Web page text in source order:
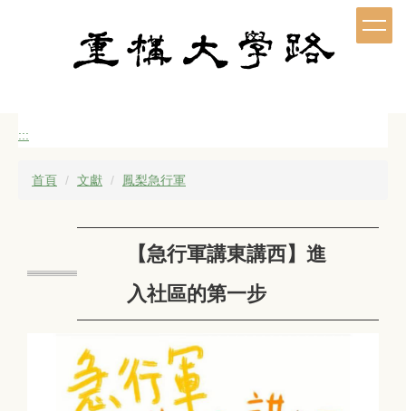
:::
首頁 文獻 鳳梨急行軍
【急行軍講東講西】進
入社區的第一步